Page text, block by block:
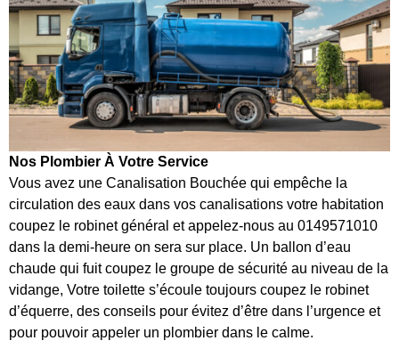
Nos Plombier À Votre Service
Vous avez une Canalisation Bouchée qui empêche la
circulation des eaux dans vos canalisations votre habitation
coupez le robinet général et appelez-nous au 0149571010
dans la demi-heure on sera sur place. Un ballon d’eau
chaude qui fuit coupez le groupe de sécurité au niveau de la
vidange, Votre toilette s’écoule toujours coupez le robinet
d’équerre, des conseils pour évitez d’être dans l’urgence et
pour pouvoir appeler un plombier dans le calme.